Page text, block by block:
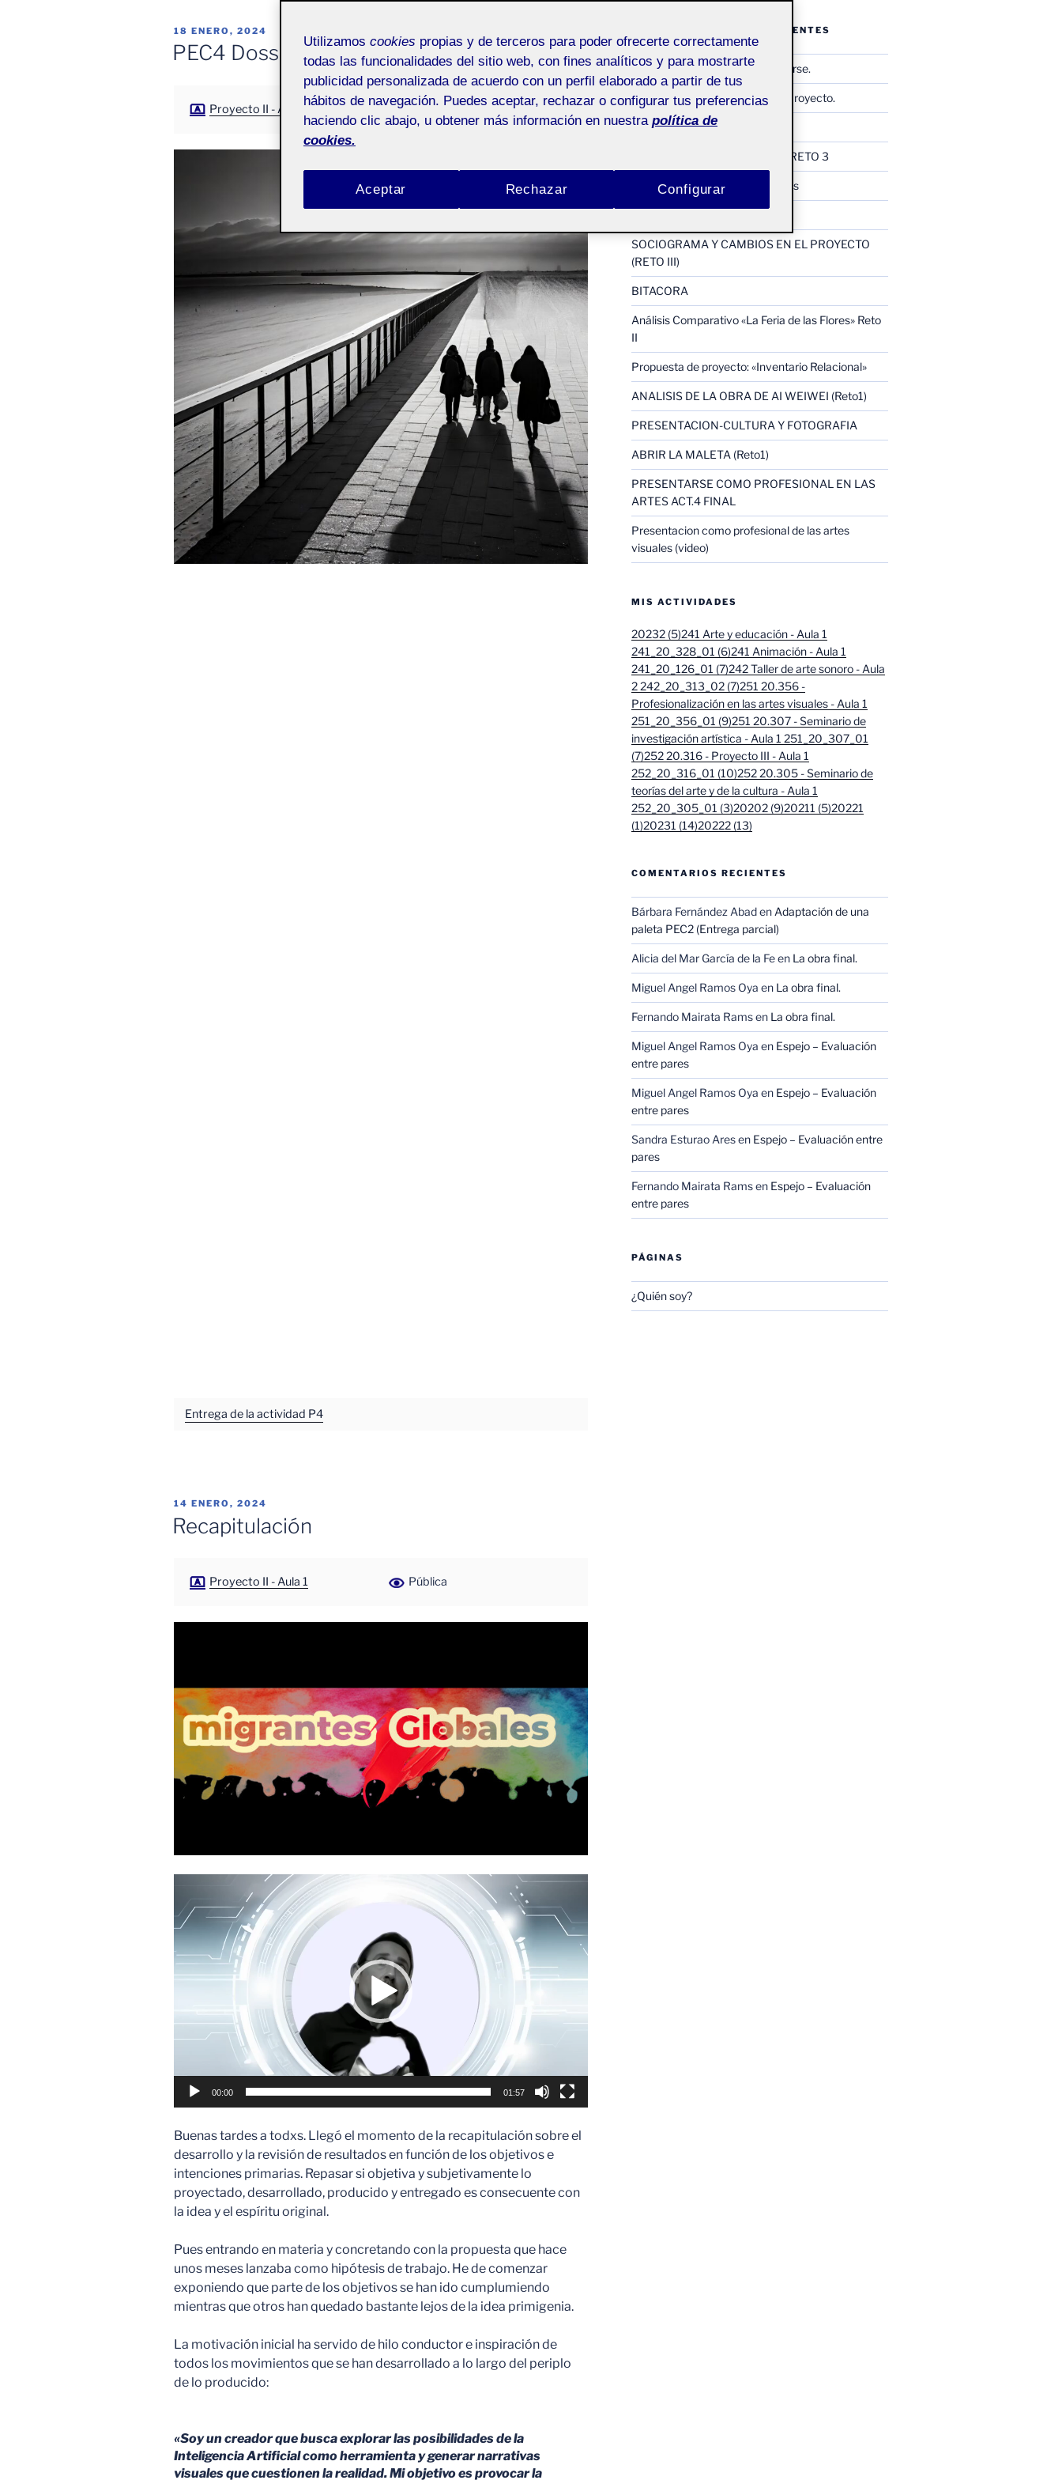
PUBLICADO
EL
18 ENERO, 2024
PEC4 Dossier final
Proyecto II - Aula 1 Pública
Entrega de la actividad P4
PUBLICADO
EL
14 ENERO, 2024
Recapitulación
Proyecto II - Aula 1 Pública
vídeo
00:00 01:57
Buenas tardes a todxs. Llegó el momento de la recapitulación sobre el
desarrollo y la revisión de resultados en función de los objetivos e
intenciones primarias. Repasar si objetiva y subjetivamente lo
proyectado, desarrollado, producido y entregado es consecuente con
la idea y el espíritu original.
Pues entrando en materia y concretando con la propuesta que hace
unos meses lanzaba como hipótesis de trabajo. He de comenzar
exponiendo que parte de los objetivos se han ido cumplumiendo
mientras que otros han quedado bastante lejos de la idea primigenia.
La motivación inicial ha servido de hilo conductor e inspiración de
todos los movimientos que se han desarrollado a lo largo del periplo
de lo producido:
«Soy un creador que busca explorar las posibilidades de la
Inteligencia Artificial como herramienta y generar narrativas
visuales que cuestionen la realidad. Mi objetivo es provocar la
ACTIFOLIO ENTRADAS RECIENTES
Proyectos III : Observar y reflejarse.
Proyecto III : Memoria Final de Proyecto.
reto 4 Inventario Relacional
Arte y Antropología CINCONIC RETO 3
reto 4 Rumiar como los Camellos
SOCIOGRAMA Y CAMBIOS EN EL PROYECTO
(RETO III)
BITACORA
Análisis Comparativo «La Feria de las Flores» Reto
II
Propuesta de proyecto: «Inventario Relacional»
ANALISIS DE LA OBRA DE AI WEIWEI (Reto1)
PRESENTACION-CULTURA Y FOTOGRAFIA
ABRIR LA MALETA (Reto1)
PRESENTARSE COMO PROFESIONAL EN LAS
ARTES ACT.4 FINAL
Presentacion como profesional de las artes
visuales (video)
MIS ACTIVIDADES
20232 (5)241 Arte y educación - Aula 1
241_20_328_01 (6)241 Animación - Aula 1
241_20_126_01 (7)242 Taller de arte sonoro - Aula
2 242_20_313_02 (7)251 20.356 -
Profesionalización en las artes visuales - Aula 1
251_20_356_01 (9)251 20.307 - Seminario de
investigación artística - Aula 1 251_20_307_01
(7)252 20.316 - Proyecto III - Aula 1
252_20_316_01 (10)252 20.305 - Seminario de
teorías del arte y de la cultura - Aula 1
252_20_305_01 (3)20202 (9)20211 (5)20221
(1)20231 (14)20222 (13)
COMENTARIOS RECIENTES
Bárbara Fernández Abaden Adaptación de una
paleta PEC2 (Entrega parcial)
Alicia del Mar García de la Feen La obra final.
Miguel Angel Ramos Oya en La obra final.
Fernando Mairata Ramsen La obra final.
Miguel Angel Ramos Oya en Espejo – Evaluación
entre pares
Miguel Angel Ramos Oya en Espejo – Evaluación
entre pares
Sandra Esturao Aresen Espejo – Evaluación entre
pares
Fernando Mairata Ramsen Espejo – Evaluación
entre pares
PÁGINAS
¿Quién soy?
Utilizamos cookies propias y de terceros para poder ofrecerte correctamente
todas las funcionalidades del sitio web, con fines analíticos y para mostrarte
publicidad personalizada de acuerdo con un perfil elaborado a partir de tus
hábitos de navegación. Puedes aceptar, rechazar o configurar tus preferencias
haciendo clic abajo, u obtener más información en nuestra política de
cookies.
Rechazar
Aceptar Configurar